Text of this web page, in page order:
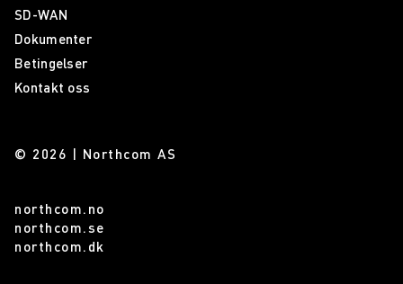
SD-WAN
Dokumenter
Betingelser
Kontakt oss
© 2026 | Northcom AS
northcom.no
northcom.se
northcom.dk